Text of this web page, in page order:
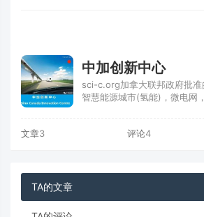
中加创新中心
sci-c.org加拿大联邦政府批准
智慧能源城市(氢能)，微电网
文章3 评论4
TA的文章